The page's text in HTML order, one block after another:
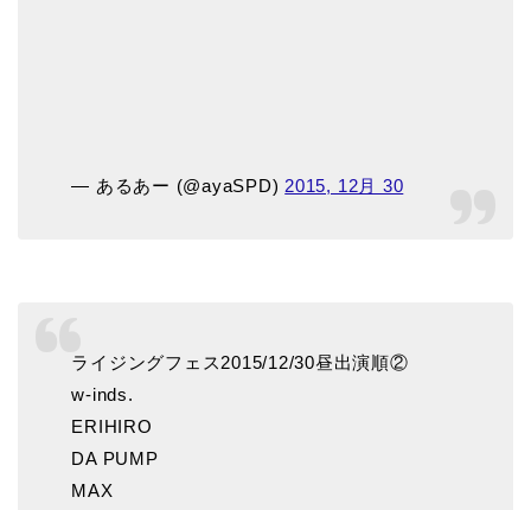
— あるあー (@ayaSPD) 2015, 12月 30
ライジングフェス2015/12/30昼出演順②
w-inds.
ERIHIRO
DA PUMP
MAX